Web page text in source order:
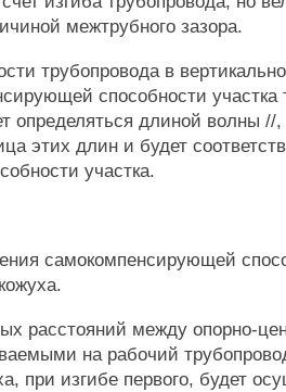
межтрубного зазора.
трубопровода в
способности участка
определяться длиной волны
этих длин и будет
участка.
самокомпенсирующей
расстояний между опорно-
на рабочий
при изгибе первого, будет